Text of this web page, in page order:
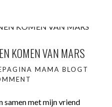
KOMEN VAN MARS
MAMA BLOGT
samen met mijn vriend